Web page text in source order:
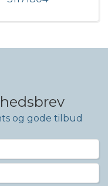
og gode tilbud